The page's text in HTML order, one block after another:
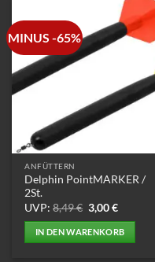
MINUS -65%
ANFÜTTERN
Delphin PointMARKER /
2St.
UVP: 8,49€
Preis
war:
8,49 €
3,00€
ist:
3,00 €.
IN DEN WARENKORB